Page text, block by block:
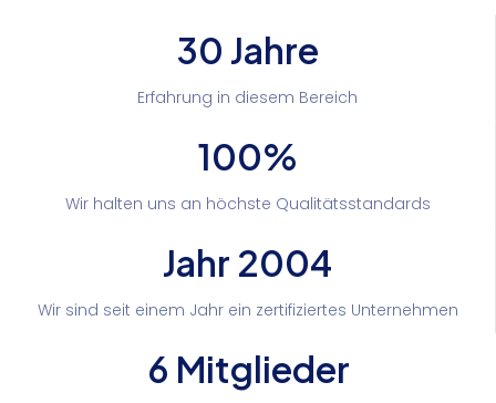
30 Jahre
Erfahrung in diesem Bereich
100%
Wir halten uns an höchste Qualitätsstandards
Jahr 2004
Wir sind seit einem Jahr ein zertifiziertes Unternehmen
6 Mitglieder